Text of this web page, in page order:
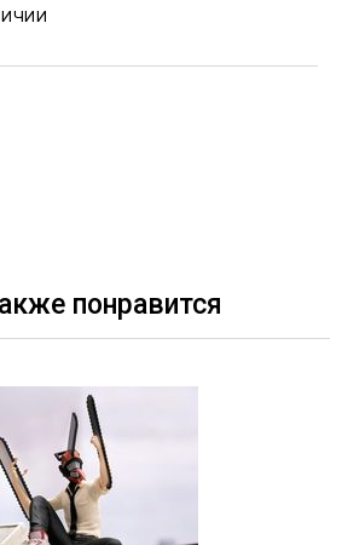
понравится